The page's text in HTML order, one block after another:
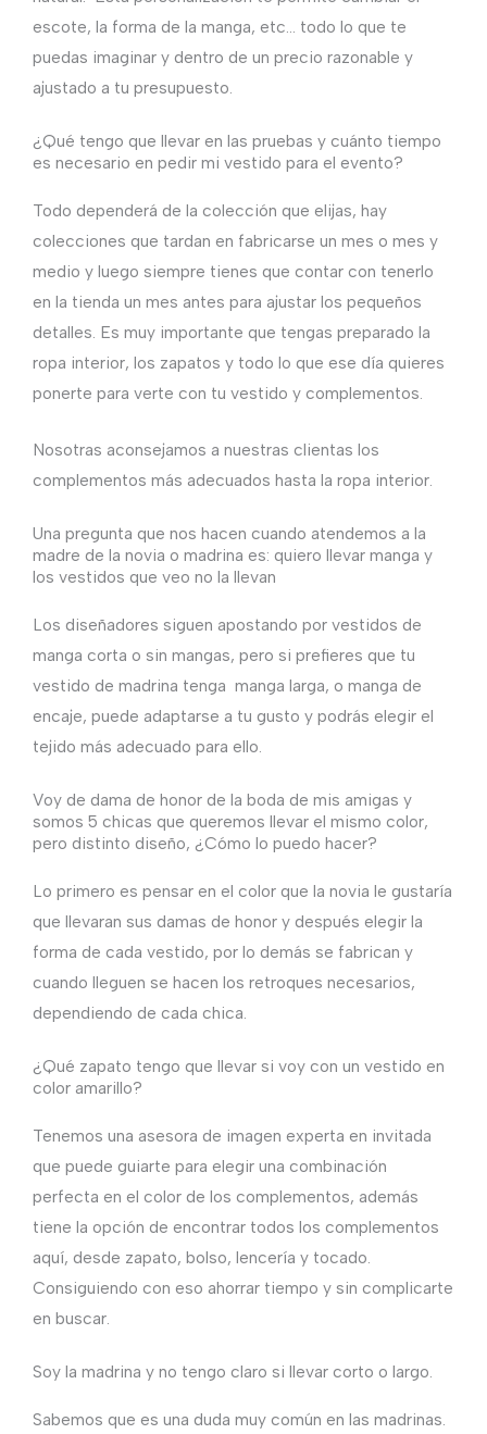
escote, la forma de la manga, etc… todo lo que te
puedas imaginar y dentro de un precio razonable y
ajustado a tu presupuesto.
¿Qué tengo que llevar en las pruebas y cuánto tiempo
es necesario en pedir mi vestido para el evento?
Todo dependerá de la colección que elijas, hay
colecciones que tardan en fabricarse un mes o mes y
medio y luego siempre tienes que contar con tenerlo
en la tienda un mes antes para ajustar los pequeños
detalles. Es muy importante que tengas preparado la
ropa interior, los zapatos y todo lo que ese día quieres
ponerte para verte con tu vestido y complementos.
Nosotras aconsejamos a nuestras clientas los
complementos más adecuados hasta la ropa interior.
Una pregunta que nos hacen cuando atendemos a la
madre de la novia o madrina es: quiero llevar manga y
los vestidos que veo no la llevan
Los diseñadores siguen apostando por vestidos de
manga corta o sin mangas, pero si prefieres que tu
vestido de madrina tenga manga larga, o manga de
encaje, puede adaptarse a tu gusto y podrás elegir el
tejido más adecuado para ello.
Voy de dama de honor de la boda de mis amigas y
somos 5 chicas que queremos llevar el mismo color,
pero distinto diseño, ¿Cómo lo puedo hacer?
Lo primero es pensar en el color que la novia le gustaría
que llevaran sus damas de honor y después elegir la
forma de cada vestido, por lo demás se fabrican y
cuando lleguen se hacen los retroques necesarios,
dependiendo de cada chica.
¿Qué zapato tengo que llevar si voy con un vestido en
color amarillo?
Tenemos una asesora de imagen experta en invitada
que puede guiarte para elegir una combinación
perfecta en el color de los complementos, además
tiene la opción de encontrar todos los complementos
aquí, desde zapato, bolso, lencería y tocado.
Consiguiendo con eso ahorrar tiempo y sin complicarte
en buscar.
Soy la madrina y no tengo claro si llevar corto o largo.
Sabemos que es una duda muy común en las madrinas.